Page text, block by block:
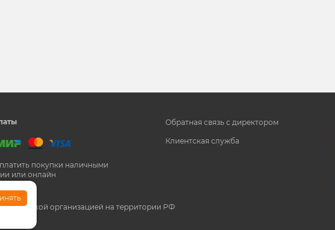
покупки наличными
или онлайн
Обратная связь с директором
Клиентская служба
организацией на территории РФ